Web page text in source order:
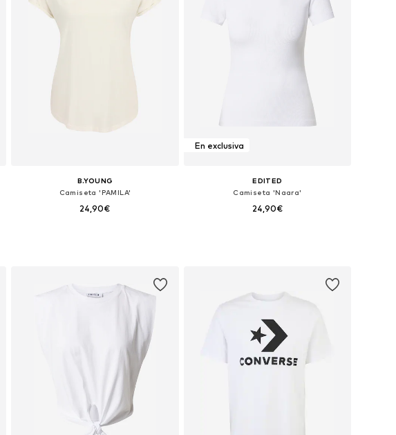
B.YOUNG
Camiseta 'PAMILA'
24,90€
En exclusiva
EDITED
Camiseta 'Naara'
24,90€